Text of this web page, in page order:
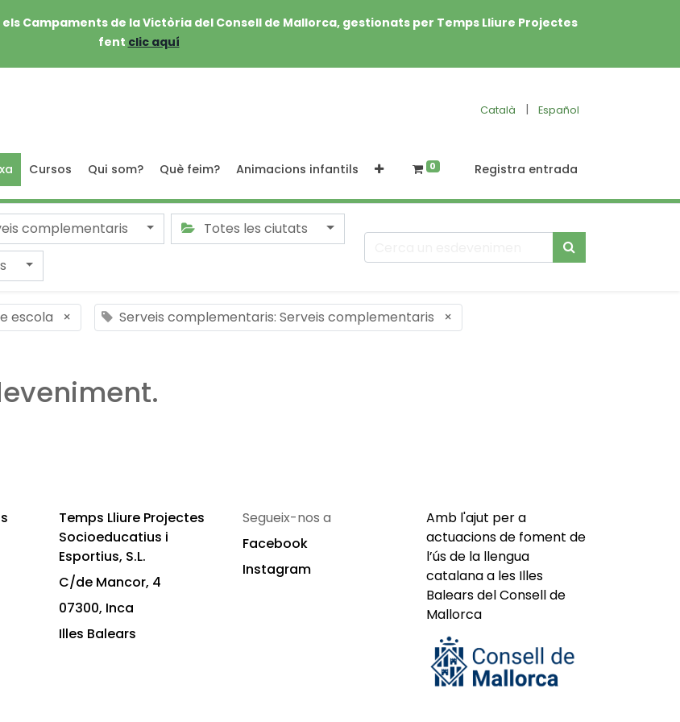
Campaments de la Victòria del Consell de Mallorca, gestionats per Temps Lliure Projectes
fent clic aquí
Català | Español
Cursos Qui som? Què feim? Animacions infantils 0 Registra entrada
complementaris
Totes les ciutats
escola × Serveis complementaris: Serveis complementaris ×
Temps Lliure Projectes
Socioeducatius i
Esportius, S.L.
C/de Mancor, 4
07300, Inca
Illes Balears
Segueix-nos a
Facebook
Instagram
Amb l'ajut per a
actuacions de foment de
l’ús de la llengua
catalana a les Illes
Balears del Consell de
Mallorca